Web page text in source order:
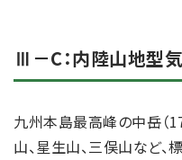
Ⅲ－C：内陸山地型
九州本島最高峰の中岳（
山、星生山、三俣山など